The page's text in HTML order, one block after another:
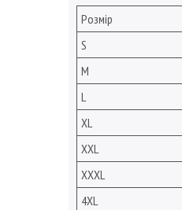
Розмір
S
M
L
XL
XXL
XXXL
4XL